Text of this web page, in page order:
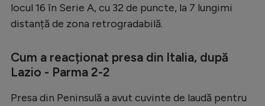
Clasamente
Tenis
Handbal
locul 16 în Serie A, cu 32 de puncte, la 7 lungimi
distanță de zona retrogradabilă.
Cum a reacționat presa din Italia, după
Lazio - Parma 2-2
Presa din Peninsulă a avut cuvinte de laudă pentru